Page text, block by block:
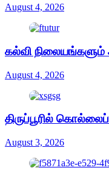
August 4, 2026
கல்வி
August 4, 2026
திருப்பூரில்
August 3, 2026